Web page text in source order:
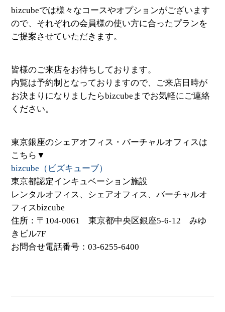
bizcubeでは様々なコースやオプションがございます
ので、それぞれの会員様の使い方に合ったプランを
ご提案させていただきます。
皆様のご来店をお待ちしております。
内覧は予約制となっておりますので、ご来店日時が
お決まりになりましたらbizcubeまでお気軽にご連絡
ください。
東京銀座のシェアオフィス・バーチャルオフィスは
こちら▼
bizcube（ビズキューブ）
東京都認定インキュベーション施設
レンタルオフィス、シェアオフィス、バーチャルオ
フィスbizcube
住所：〒104-0061 東京都中央区銀座5-6-12 みゆ
きビル7F
お問合せ電話番号：03-6255-6400